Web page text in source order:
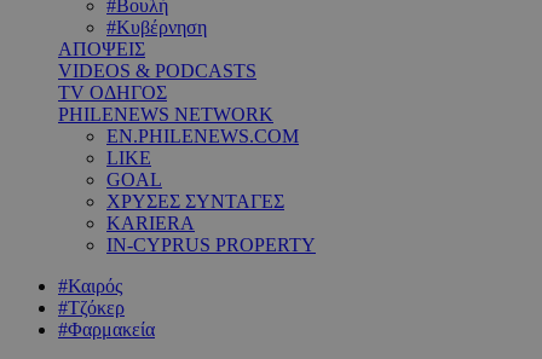
#Βουλή
#Κυβέρνηση
ΑΠΟΨΕΙΣ
VIDEOS & PODCASTS
TV ΟΔΗΓΟΣ
PHILENEWS NETWORK
EN.PHILENEWS.COM
LIKE
GOAL
ΧΡΥΣΕΣ ΣΥΝΤΑΓΕΣ
KARIERA
IN-CYPRUS PROPERTY
#Καιρός
#Τζόκερ
#Φαρμακεία